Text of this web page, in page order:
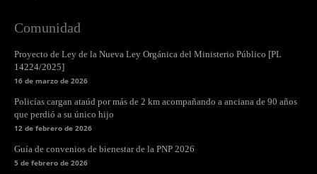
Comunidad
Proyecto de Ley de la Nueva Ley Orgánica del Ministerio Público [PL
14224/2025]
16 de marzo de 2026
Policías cargan ataúd por más de 2 km acompañando a anciana de 90 años
que perdió a su único hijo
12 de febrero de 2026
Guía de convenios de bienestar de la PNP 2026
5 de febrero de 2026